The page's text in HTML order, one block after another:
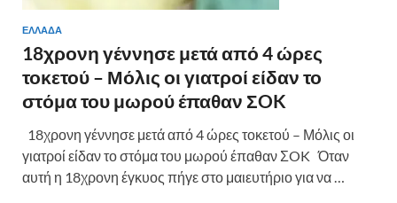
ΕΛΛΑΔΑ
18χρονη γέννησε μετά από 4 ώρες
τοκετού – Μόλις οι γιατροί είδαν το
στόμα του μωρού έπαθαν ΣOK
18χρονη γέννησε μετά από 4 ώρες τοκετού – Μόλις οι
γιατροί είδαν το στόμα του μωρού έπαθαν ΣOK Όταν
αυτή η 18χρονη έγκυος πήγε στο μαιευτήριο για να …